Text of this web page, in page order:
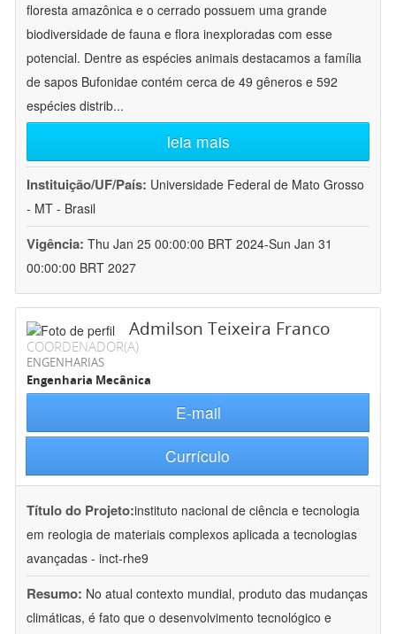
floresta amazônica e o cerrado possuem uma grande
biodiversidade de fauna e flora inexploradas com esse
potencial. Dentre as espécies animais destacamos a família
de sapos Bufonidae contém cerca de 49 gêneros e 592
espécies distrib...
leia mais
Instituição/UF/País: Universidade Federal de Mato Grosso
- MT - Brasil
Vigência: Thu Jan 25 00:00:00 BRT 2024-Sun Jan 31
00:00:00 BRT 2027
Admilson Teixeira Franco
COORDENADOR(A)
ENGENHARIAS
Engenharia Mecânica
E-mail
Currículo
Título do Projeto:instituto nacional de ciência e tecnologia
em reologia de materiais complexos aplicada a tecnologias
avançadas - inct-rhe9
Resumo: No atual contexto mundial, produto das mudanças
climáticas, é fato que o desenvolvimento tecnológico e